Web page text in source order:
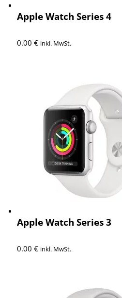
Apple Watch Series 4
0.00 € inkl. MwSt.
Apple Watch Series 3
0.00 € inkl. MwSt.